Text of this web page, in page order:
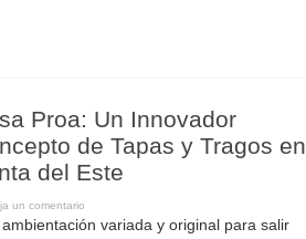
Proa: Un Innovador
de Tapas y Tragos en
del Este
un comentario
ambientación variada y original para salir